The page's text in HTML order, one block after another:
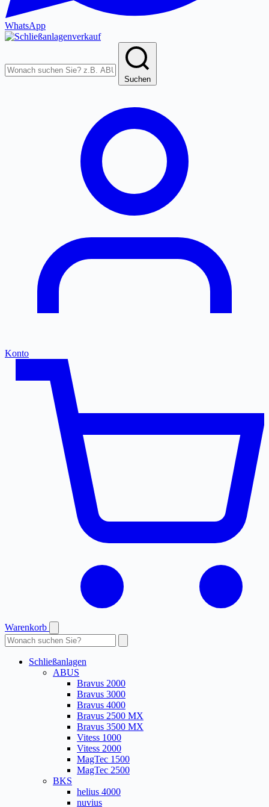
WhatsApp
Suchen
Konto
Warenkorb
Produkte
durchsuchen
Schließanlagen
ABUS
Bravus 2000
Bravus 3000
Bravus 4000
Bravus 2500 MX
Bravus 3500 MX
Vitess 1000
Vitess 2000
MagTec 1500
MagTec 2500
BKS
helius 4000
nuvius